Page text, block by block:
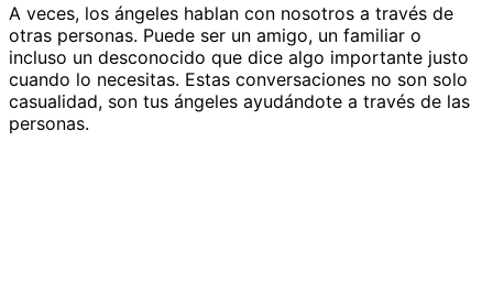
A veces, los ángeles hablan con nosotros a través de
otras personas. Puede ser un amigo, un familiar o
incluso un desconocido que dice algo importante justo
cuando lo necesitas. Estas conversaciones no son solo
casualidad, son tus ángeles ayudándote a través de las
personas.